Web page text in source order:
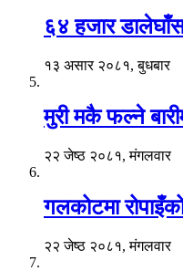
६४ हजार
१३ असार २०८१, बुधबार
मुरी मकै फल्ने
२२ जेष्ठ २०८१, मंगलवार
गलकोटमा
२२ जेष्ठ २०८१, मंगलवार